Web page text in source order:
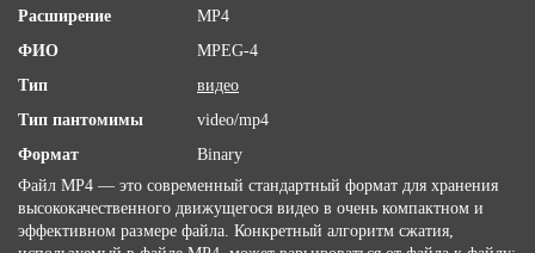
Расширение
MP4
ФИО
MPEG-4
Тип
видео
Тип пантомимы
video/mp4
Формат
Binary
Файл MP4 — это современный стандартный формат для хранения
высококачественного движущегося видео в очень компактном и
эффективном размере файла. Конкретный алгоритм сжатия,